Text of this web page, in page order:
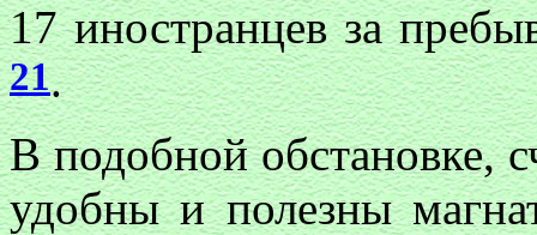
17 иностранцев за
21.
В подобной обстановке,
удобны и полезны